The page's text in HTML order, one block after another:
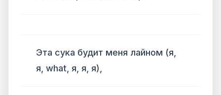
Эта сука будит меня лайном (я,
я, what, я, я, я),